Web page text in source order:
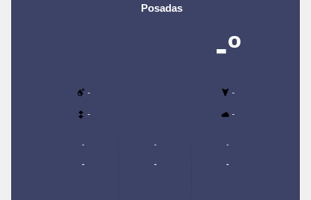
Posadas
-º
- -
- -
-
-
-
-
-
-